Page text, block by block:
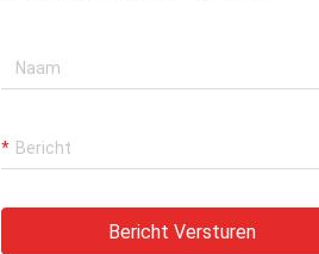
Bericht Versturen